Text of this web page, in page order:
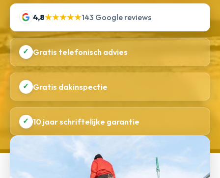
4,8★★★★★143 Google reviews
✓ Gratis telefonisch advies
✓ Gratis dakinspectie
✓ 10 jaar schriftelijke garantie